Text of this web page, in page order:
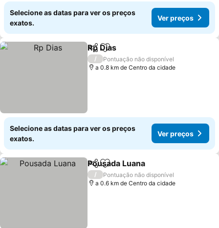
Selecione as datas para ver os preços
exatos.
Ver preços
PartilharAdicionar aos favoritos
Rp Dias
/
Pontuação não disponível
a 0.8 km de Centro da cidade
Selecione as datas para ver os preços
exatos.
Ver preços
PartilharAdicionar aos favoritos
Pousada Luana
/
Pontuação não disponível
a 0.6 km de Centro da cidade